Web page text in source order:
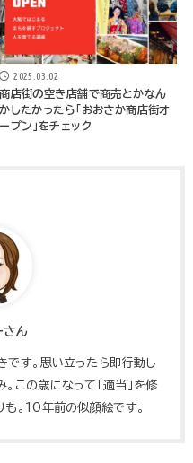
2025.03.02
商店街の空き店舗で商売とかなん
かしたかったら「おおさか商店街オ
ープン」をチェック
さん
です。思い立ったら即行動し
この歳になって「適当」を修
。10年前の似顔絵です。